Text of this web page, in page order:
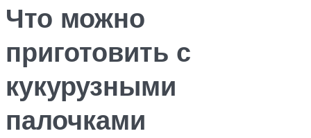
Что можно
приготовить с
кукурузными
палочками